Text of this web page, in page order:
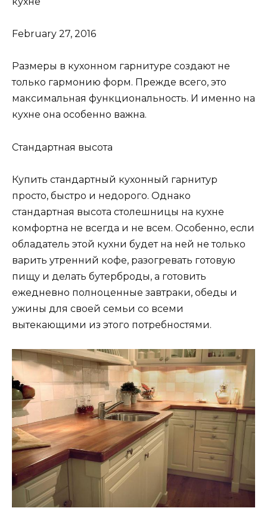
February 27, 2016
Размеры в кухонном гарнитуре создают не
только гармонию форм. Прежде всего, это
максимальная функциональность. И именно на
кухне она особенно важна.
Стандартная высота
Купить стандартный кухонный гарнитур
просто, быстро и недорого. Однако
стандартная высота столешницы на кухне
комфортна не всегда и не всем. Особенно, если
обладатель этой кухни будет на ней не только
варить утренний кофе, разогревать готовую
пищу и делать бутерброды, а готовить
ежедневно полноценные завтраки, обеды и
ужины для своей семьи со всеми
вытекающими из этого потребностями.